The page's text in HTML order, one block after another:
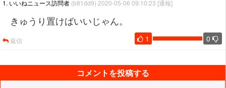
1. いいねニュース訪問者 (b81dd9) 2020-05-06 09:10:23 [通報]
きゅうり置けばいいじゃん。
1 0
返信
コメントを投稿する